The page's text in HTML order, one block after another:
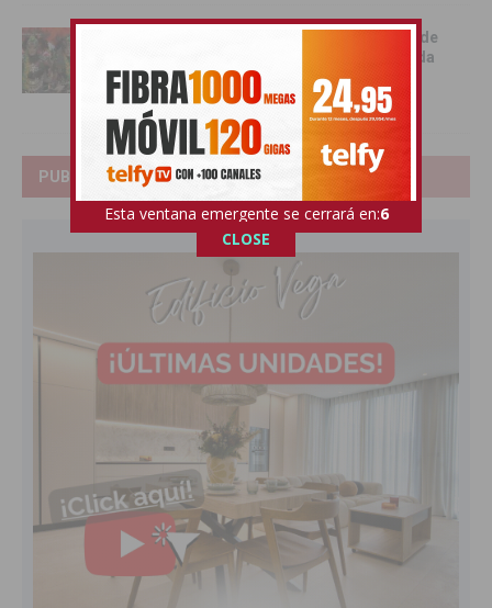
Benejúzar se vuelca con la gran Entrada de
Moros y Cristianos en una intensa jornada
festiva
09/06/2026
PUBLICIDAD
Esta ventana emergente se cerrará en:4
CLOSE